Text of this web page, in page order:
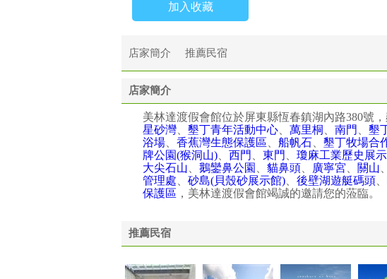
加入收藏
店家簡介 推薦民宿
店家簡介
美林達渡假會館位於屏東縣恆春鎮湖內路380號
星砂灣
墾丁青年活動中心 萬里桐 南門 墾
浴場
香蕉灣生態保護區 船帆石 墾丁牧場合
牌公園(猴洞山)
西門 東門 瓊麻工業歷史展
大尖石山
鵝鑾鼻公園 貓鼻頭 廣寧宮 關山
管理處
砂島(貝殼砂展示館) 後壁湖遊艇碼頭
保護區 ，美林達渡假會館竭誠的邀請您的蒞臨。
推薦民宿